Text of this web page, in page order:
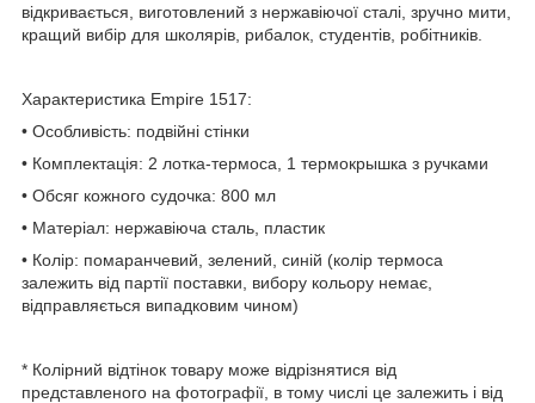
відкривається, виготовлений з нержавіючої сталі, зручно мити,
кращий вибір для школярів, рибалок, студентів, робітників.
Характеристика Empire 1517:
• Особливість: подвійні стінки
• Комплектація: 2 лотка-термоса, 1 термокрышка з ручками
• Обсяг кожного судочка: 800 мл
• Матеріал: нержавіюча сталь, пластик
• Колір: помаранчевий, зелений, синій (колір термоса
залежить від партії поставки, вибору кольору немає,
відправляється випадковим чином)
* Колірний відтінок товару може відрізнятися від
представленого на фотографії, в тому числі це залежить і від